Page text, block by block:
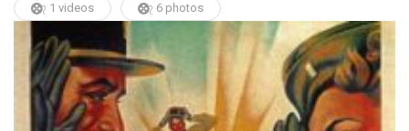
1 videos 6 photos